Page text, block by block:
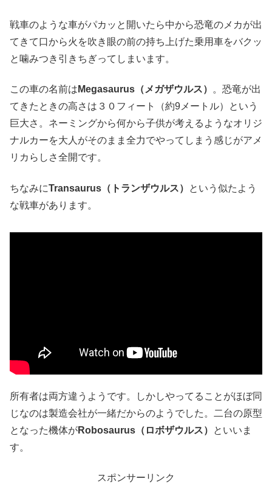
戦車のような車がパカッと開いたら中から恐竜のメカが出
てきて口から火を吹き眼の前の持ち上げた乗用車をバクッ
と噛みつき引きちぎってしまいます。
この車の名前は Megasaurus（メガザウルス）
。恐竜が出
てきたときの高さは３０フィート（約9メートル）という
巨大さ。ネーミングから何から子供が考えるようなオリジ
ナルカーを大人がそのまま全力でやってしまう感じがアメ
リカらしさ全開です。
ちなみにTransaurus（トランザウルス）
という似たよう
な戦車があります。
所有者は両方違うようです。しかしやってることがほぼ同
じなのは製造会社が一緒だからのようでした。二台の原型
となった機体がRobosaurus（ロボザウルス）
といいま
す。
スポンサーリンク